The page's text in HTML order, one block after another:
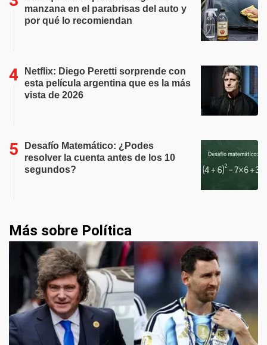
manzana en el parabrisas del auto y
por qué lo recomiendan
Netflix: Diego Peretti sorprende con
esta película argentina que es la más
vista de 2026
Desafío Matemático: ¿Podes
resolver la cuenta antes de los 10
segundos?
Más sobre Política